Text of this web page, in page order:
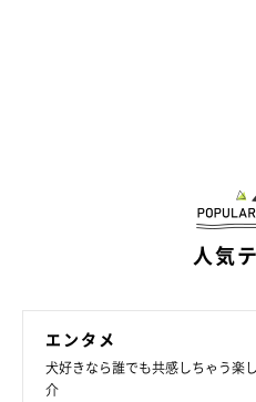
人気
エンタメ
犬好きなら誰でも共感しちゃう楽
介